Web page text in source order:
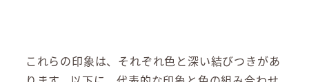
これらの印象は、それぞれ色と深い結びつきがあ